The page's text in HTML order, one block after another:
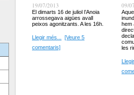
19/07/2013
El dimarts 16 de juliol l’Anoia
arrossegava aigües avall
peixos agonitzants. A les 16h.
Llegir més...
[Veure 5
comentaris]
09/
hem
les